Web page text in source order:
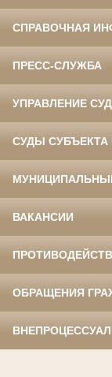
СПРАВОЧНАЯ
ПРЕСС-СЛУЖБА
УПРАВЛЕНИЕ
СУДЫ СУБЪЕКТА
ВАКАНСИИ
ОБРАЩЕНИЯ